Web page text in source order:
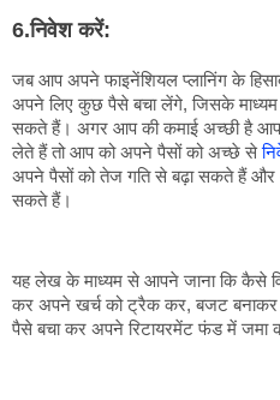
6.निवेश करें:
जब आप अपने फाइनेंशियल प्लानिंग के
अपने लिए कुछ पैसे बचा लेंगे, जिसके
सकते हैं। अगर आप की कमाई अच्छी है आप
लेते हैं तो आप को अपने पैसों को अच्छे से
अपने पैसों को तेज गति से बढ़ा सकते हैं और
सकते हैं।
यह लेख के माध्यम से आपने जाना कि कैसे
कर अपने खर्च को ट्रैक कर, बजट बनाकर
पैसे बचा कर अपने रिटायरमेंट फंड में जमा